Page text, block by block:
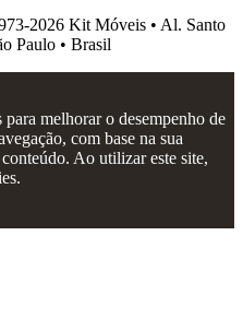
2026 Kit Móveis • Al. Santo
Paulo • Brasil
melhorar o desempenho de
com base na sua
Ao utilizar este site,